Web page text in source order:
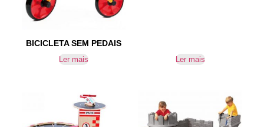
BICICLETA SEM PEDAIS
Ler mais Ler mais